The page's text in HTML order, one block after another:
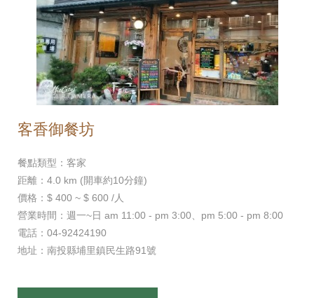
客香御餐坊
餐點類型：客家
距離：4.0 km (開車約10分鐘)
價格：$ 400 ~ $ 600 /人
營業時間：週一~日 am 11:00 - pm 3:00、pm 5:00 - pm 8:00
電話：04-92424190
地址：南投縣埔里鎮民生路91號